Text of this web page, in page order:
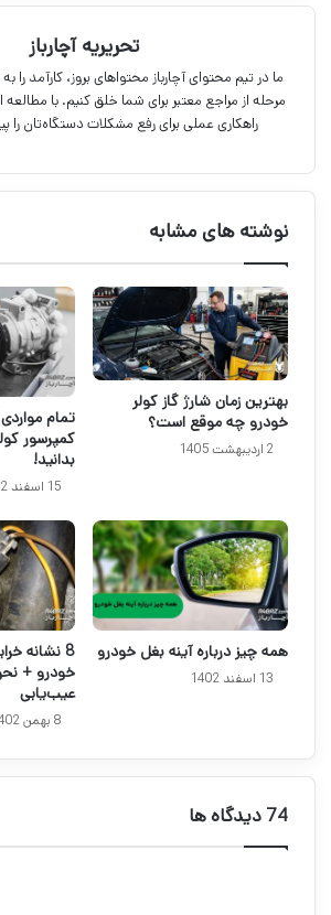
تحریریه آچارباز
ما در تیم محتوای آچارباز محتواهای بروز، کارآمد را
مرحله از مراجع معتبر برای شما خلق کنیم. با مطالعه
راهکاری عملی برای رفع مشکلات دستگاه‌تان را
نوشته های مشابه
بهترین زمان شارژ گاز کولر
خودرو چه موقع است؟
2 اردیبهشت 1405
تمام
کمپرسور
بدانید!
15 اسفند 1402
همه چیز درباره آینه بغل خودرو
13 اسفند 1402
8 نشانه
خودرو +
عیب‌یابی
8 بهمن 1402
‫74 دیدگاه ها